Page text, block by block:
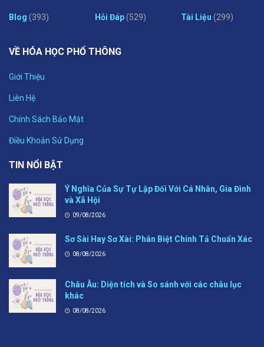
Blog (393) Hỏi Đáp(529) Tài Liệu (299)
VỀ HÓA HỌC PHỔ THÔNG
Giới Thiệu
Liên Hệ
Chính Sách Bảo Mật
Điều Khoản Sử Dụng
TIN NỔI BẬT
Ý Nghĩa Của Sự Tự Lập Đối Với Cá Nhân, Gia Đình
và Xã Hội
09/08/2026
Sơ Sài Hay Sơ Xài: Phân Biệt Chính Tả Chuẩn Xác
08/08/2026
Châu Âu: Diện tích và So sánh với các châu lục
khác
08/08/2026